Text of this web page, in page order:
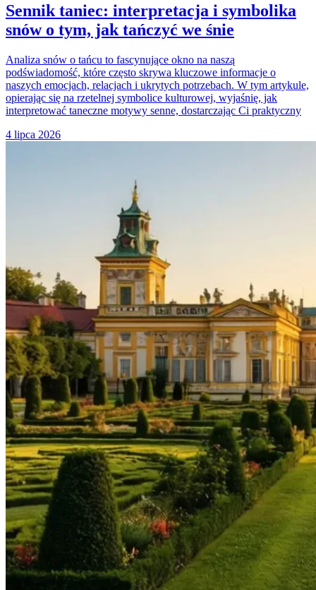
Sennik taniec: interpretacja i symbolika
snów o tym, jak tańczyć we śnie
Analiza snów o tańcu to fascynujące okno na naszą
podświadomość, które często skrywa kluczowe informacje o
naszych emocjach, relacjach i ukrytych potrzebach. W tym artykule,
opierając się na rzetelnej symbolice kulturowej, wyjaśnię, jak
interpretować taneczne motywy senne, dostarczając Ci praktyczny
4 lipca 2026